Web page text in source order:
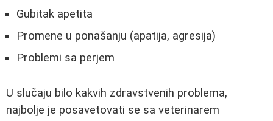
Gubitak apetita
Promene u ponašanju (apatija, agresija)
Problemi sa perjem
U slučaju bilo kakvih zdravstvenih problema,
najbolje je posavetovati se sa veterinarem